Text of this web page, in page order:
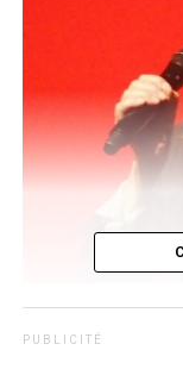
P U B L I C I T É